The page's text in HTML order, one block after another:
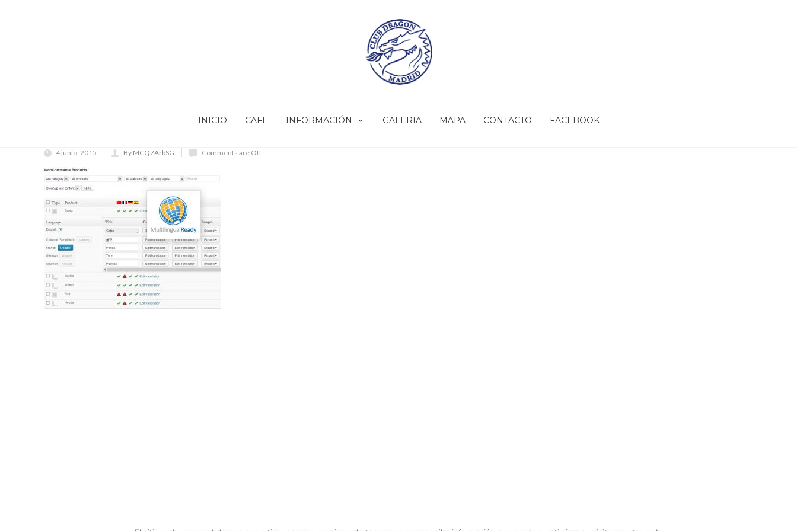
INICIO CAFE INFORMACIÓN GALERIA MAPA CONTACTO FACEBOOK
4 junio, 2015 By MCQ7ArbSG Comments are Off